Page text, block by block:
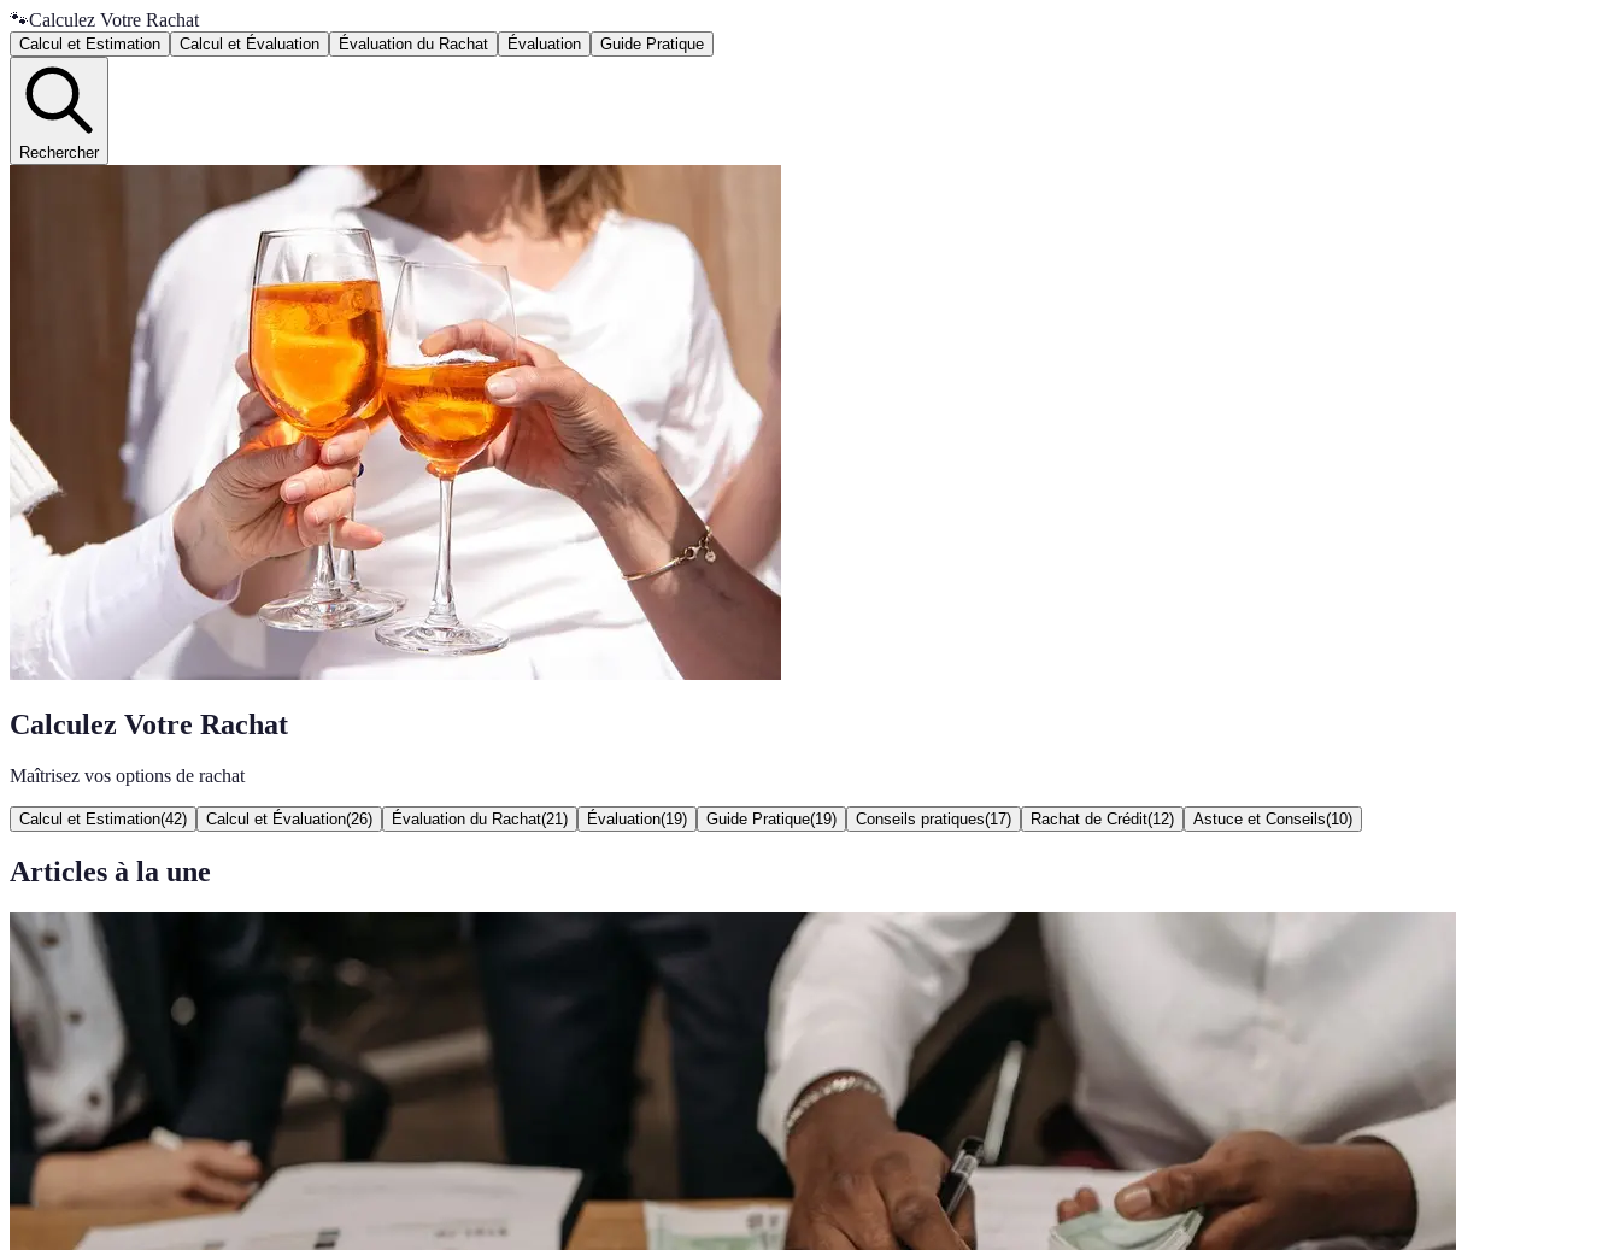
🐾Calculez Votre Rachat
Calcul et Estimation Calcul et Évaluation Évaluation du Rachat Évaluation Guide Pratique
Rechercher
Calculez Votre Rachat
Maîtrisez vos options de rachat
Calcul et Estimation(42) Calcul et Évaluation(26) Évaluation du Rachat(21 ) Évaluation(19) Guide Pratique(19) Conseils pratiques(17) Rachat de Crédit(12) Astuce et Conseils(10)
Articles à la une